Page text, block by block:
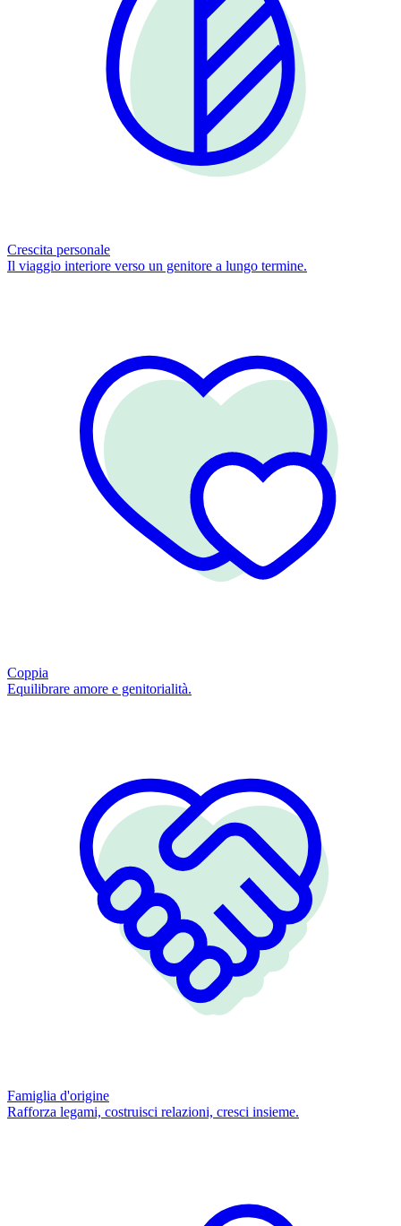
Crescita personale
Il viaggio interiore verso un genitore a lungo termine.
Coppia
Equilibrare amore e genitorialità.
Famiglia d'origine
Rafforza legami, costruisci relazioni, cresci insieme.